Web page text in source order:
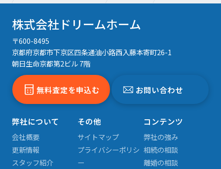
株式会社ドリームホーム
〒600-8495
京都府京都市下京区四条通油小路西入藤本寄町26-1
朝日生命京都第2ビル 7階
無料査定を申込む お問い合わせ
弊社について
会社概要
更新情報
スタッフ紹介
その他
サイトマップ
プライバシーポリシ
ー
コンテンツ
弊社の強み
相続の相談
離婚の相談